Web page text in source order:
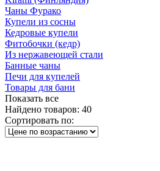
Чаны Фурако
Купели из сосны
Кедровые купели
Фитобочки (кедр)
Из нержавеющей стали
Банные чаны
Печи для купелей
Товары для бани
Показать все
Найдено товаров: 40
Сортировать по: